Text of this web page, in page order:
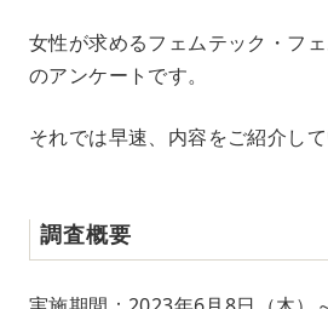
女性が求めるフェムテック・フ
のアンケートです。
それでは早速、内容をご紹介して
調査概要